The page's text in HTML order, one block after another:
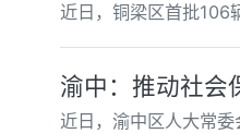
近日，铜梁区首批106
渝中：推动社会
近日，渝中区人大常